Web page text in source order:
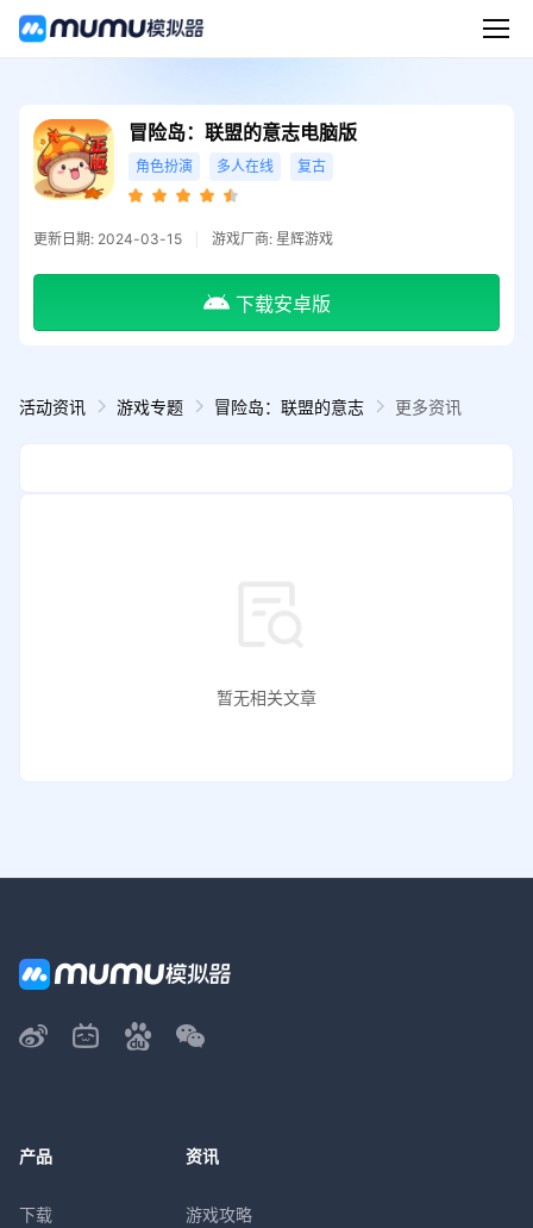
冒险岛：联盟的意志电脑版
角色扮演 多人在线 复古
更新日期: 2024-03-15 游戏厂商: 星辉游戏
下载安卓版
活动资讯 游戏专题 冒险岛：联盟的意志 更多资讯
暂无相关文章
产品
下载
资讯
游戏攻略